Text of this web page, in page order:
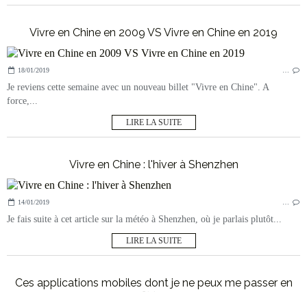
Vivre en Chine en 2009 VS Vivre en Chine en 2019
18/01/2019 …
Je reviens cette semaine avec un nouveau billet "Vivre en Chine". A
force,...
LIRE LA SUITE
Vivre en Chine : l'hiver à Shenzhen
14/01/2019 …
Je fais suite à cet article sur la météo à Shenzhen, où je parlais plutôt...
LIRE LA SUITE
Ces applications mobiles dont je ne peux me passer en